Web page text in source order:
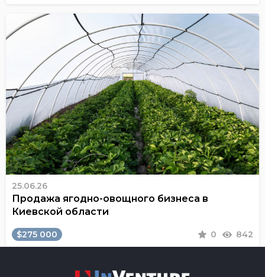
25.06.26
Продажа ягодно-овощного бизнеса в
Киевской области
$275 000 0 842